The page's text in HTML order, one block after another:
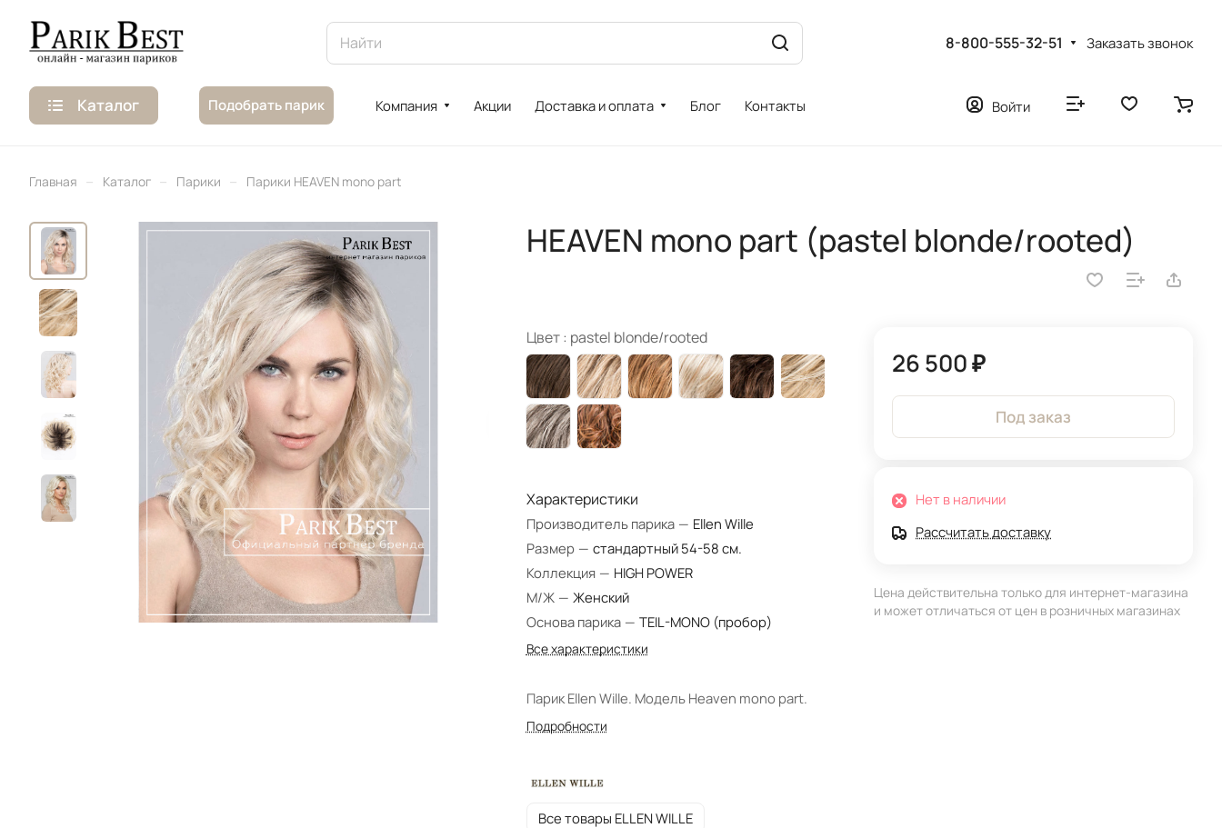
8-800-555-32-51 Заказать звонок
Каталог Подобрать парик Компания Акции Доставка и оплата Блог Контакты Войти
Главная – Каталог – Парики – Парики HEAVEN mono part
HEAVEN mono part (pastel blonde/rooted)
Цвет : pastel blonde/rooted
Характеристики
Производитель парика — Ellen Wille
Размер — стандартный 54-58 см.
Коллекция — HIGH POWER
М/Ж — Женский
Основа парика — TEIL-MONO (пробор)
Все характеристики
Парик Ellen Wille. Модель Heaven mono part.
Подробности
Все товары ELLEN WILLE
26 500 ₽
Под заказ
Нет в наличии
Рассчитать доставку
Цена действительна только для интернет-магазина
и может отличаться от цен в розничных магазинах